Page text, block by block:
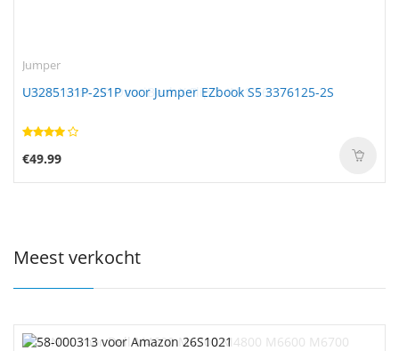
Jumper
U3285131P-2S1P voor Jumper EZbook S5 3376125-2S
€49.99
Meest verkocht